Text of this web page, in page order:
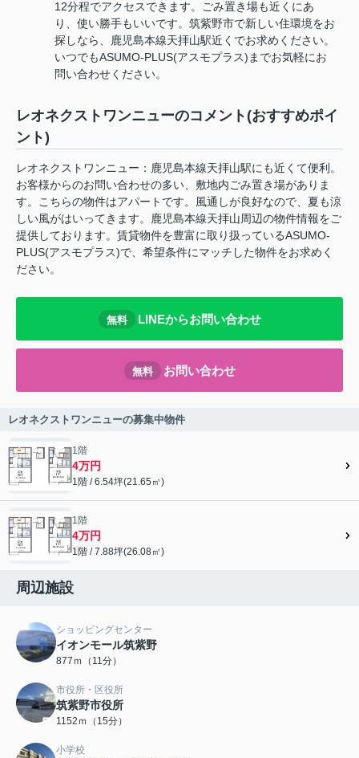
12分程でアクセスできます。ごみ置き場も近くにあ
り、使い勝手もいいです。筑紫野市で新しい住環境をお
探しなら、鹿児島本線天拝山駅近くでお求めください。
いつでもASUMO-PLUS(アスモプラス)までお気軽にお
問い合わせください。
レオネクストワンニューのコメント(おすすめポイ
ント)
レオネクストワンニュー：鹿児島本線天拝山駅にも近くて便利。
お客様からのお問い合わせの多い、敷地内ごみ置き場がありま
す。こちらの物件はアパートです。風通しが良好なので、夏も涼
しい風がはいってきます。鹿児島本線天拝山周辺の物件情報をご
提供しております。賃貸物件を豊富に取り扱っているASUMO-
PLUS(アスモプラス)で、希望条件にマッチした物件をお求めく
ださい。
無料 LINEからお問い合わせ
無料 お問い合わせ
レオネクストワンニューの募集中物件
1階
4万円
1階 / 6.54坪(21.65㎡)
1階
4万円
1階 / 7.88坪(26.08㎡)
周辺施設
ショッピングセンター
イオンモール筑紫野
877ｍ（11分）
市役所・区役所
筑紫野市役所
1152ｍ（15分）
小学校